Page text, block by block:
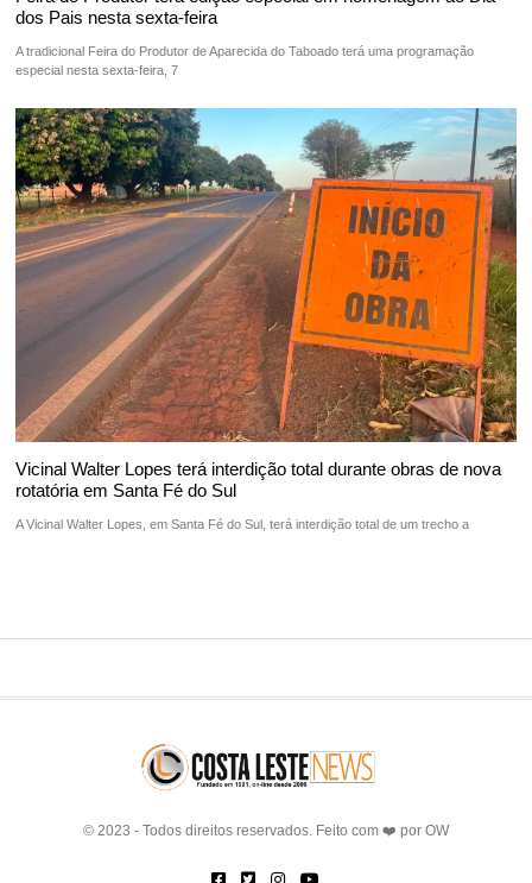
dos Pais nesta sexta-feira
A tradicional Feira do Produtor de Aparecida do Taboado terá uma programação
especial nesta sexta-feira, 7
Vicinal Walter Lopes terá interdição total durante obras de nova
rotatória em Santa Fé do Sul
A Vicinal Walter Lopes, em Santa Fé do Sul, terá interdição total de um trecho a
© 2023 - Todos direitos reservados. Feito com ❤️ por OW